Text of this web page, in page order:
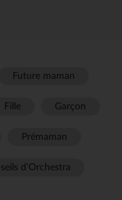
Future maman
Fille Garçon
Prémaman
d'Orchestra